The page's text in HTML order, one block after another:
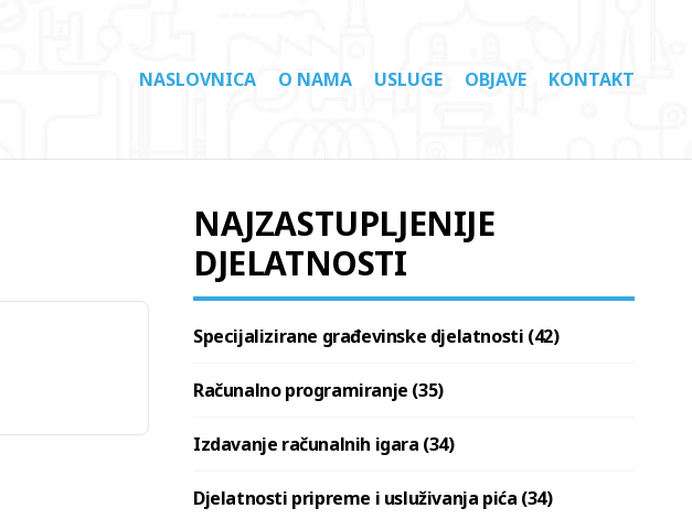
NASLOVNICA O NAMA USLUGE OBJAVE KONTAKT
NAJZASTUPLJENIJE
DJELATNOSTI
Specijalizirane građevinske djelatnosti (42)
Računalno programiranje (35)
Izdavanje računalnih igara (34)
Djelatnosti pripreme i usluživanja pića (34)